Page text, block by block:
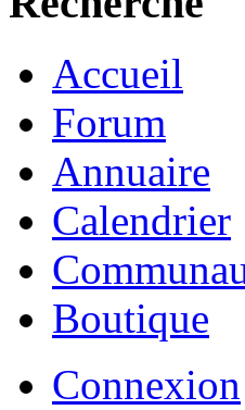
Accueil
Forum
Annuaire
Calendrier
Boutique
Connexion